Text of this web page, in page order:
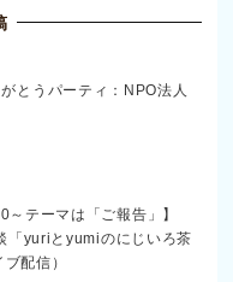
とうパーティ：NPO法人
～テーマは「ご報告」】
「yuriとyumiのにじいろ茶
配信）